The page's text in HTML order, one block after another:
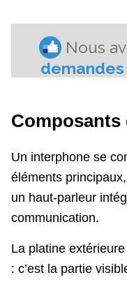
Un interphone se
éléments
un haut-parleur
communication.
La platine
: c’est la partie